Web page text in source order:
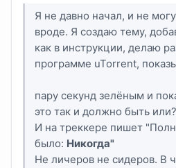
Я не давно начал, и не
вроде. Я создаю тему,
как в инструкции, делаю
программе uTorrent,
пару секунд зелёным и
это так и должно быть или?
И на треккере пишет
было: Никогда"
Не личеров не сидеров. В